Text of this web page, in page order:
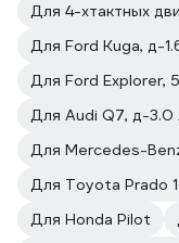
Для 4-хтактных
Для Ford Kuga, д-
Для Ford Explorer,
Для Audi Q7, д-3.0
Для Mercedes-
Для Toyota Prado
Для Honda Pilot